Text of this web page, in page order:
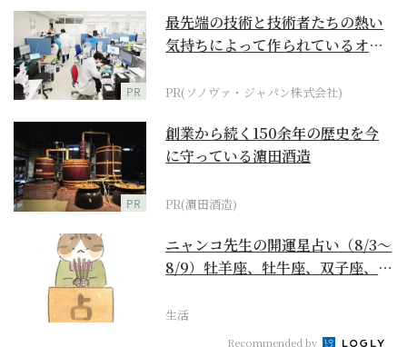
PR
最先端の技術と技術者たちの熱い
気持ちによって作られているオー
PR(ソノヴァ・ジャパン株式会社)
PR
創業から続く150余年の歴史を今
に守っている濵田酒造
PR(濵田酒造)
ニャンコ先生の開運星占い（8/3～
8/9）牡羊座、牡牛座、双子座、蟹
生活
Recommended by